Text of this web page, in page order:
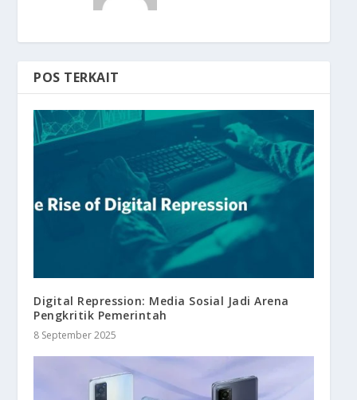
POS TERKAIT
Digital Repression: Media Sosial Jadi Arena
Pengkritik Pemerintah
8 September 2025